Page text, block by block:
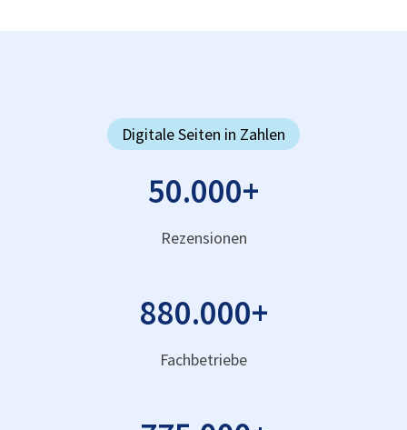
Digitale Seiten in Zahlen
50.000+
Rezensionen
880.000+
Fachbetriebe